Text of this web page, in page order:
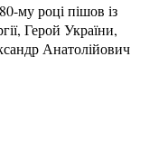
му році пішов із
Герой України,
Анатолійович